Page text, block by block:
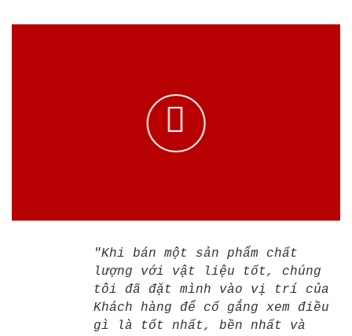
"Khi bán một sản phẩm chất
lượng với vật liệu tốt, chúng
tôi đã đặt mình vào vị trí của
Khách hàng để cố gắng xem điều
gì là tốt nhất, bền nhất và